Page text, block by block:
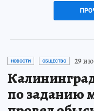
НОВОСТИ ОБЩЕСТВО 29
по заданию